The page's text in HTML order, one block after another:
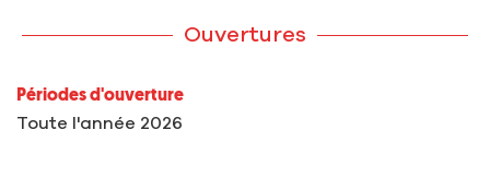
Ouvertures
Périodes d'ouverture
Toute l'année 2026